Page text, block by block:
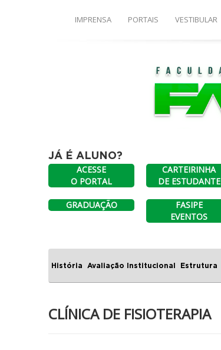
IMPRENSA PORTAIS VESTIBULAR
JÁ É ALUNO?
ACESSE
O PORTAL
CARTEIRINHA
DE ESTUDANTE
GRADUAÇÃO
FASIPE
EVENTOS
História Avaliação Institucional Estrutura
CLÍNICA DE FISIOTERAPIA